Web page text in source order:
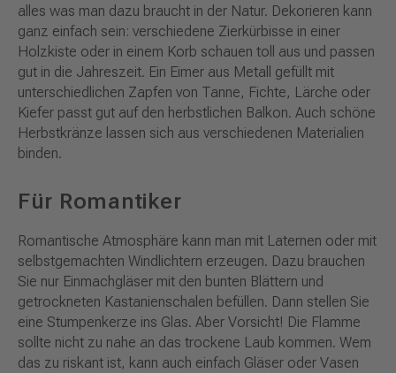
alles was man dazu braucht in der Natur. Dekorieren kann
ganz einfach sein: verschiedene Zierkürbisse in einer
Holzkiste oder in einem Korb schauen toll aus und passen
gut in die Jahreszeit. Ein Eimer aus Metall gefüllt mit
unterschiedlichen Zapfen von Tanne, Fichte, Lärche oder
Kiefer passt gut auf den herbstlichen Balkon. Auch schöne
Herbstkränze lassen sich aus verschiedenen Materialien
binden.
Für Romantiker
Romantische Atmosphäre kann man mit Laternen oder mit
selbstgemachten Windlichtern erzeugen. Dazu brauchen
Sie nur Einmachgläser mit den bunten Blättern und
getrockneten Kastanienschalen befüllen. Dann stellen Sie
eine Stumpenkerze ins Glas. Aber Vorsicht! Die Flamme
sollte nicht zu nahe an das trockene Laub kommen. Wem
das zu riskant ist, kann auch einfach Gläser oder Vasen